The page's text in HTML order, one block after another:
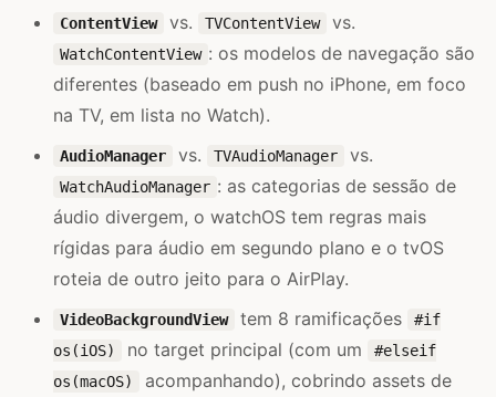
ContentView vs. TVContentView vs.
WatchContentView : os modelos de navegação são
diferentes (baseado em push no iPhone, em foco
na TV, em lista no Watch).
AudioManager vs. TVAudioManager vs.
WatchAudioManager : as categorias de sessão de
áudio divergem, o watchOS tem regras mais
rígidas para áudio em segundo plano e o tvOS
roteia de outro jeito para o AirPlay.
VideoBackgroundView tem 8 ramificações
#if
os(iOS)
no target principal (com um
#elseif
os(macOS)
acompanhando), cobrindo assets de